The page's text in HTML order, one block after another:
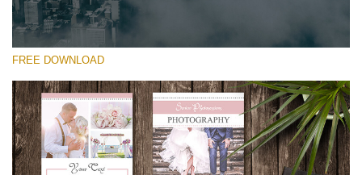
Please select
Free Font #45
FREE DOWNLOAD